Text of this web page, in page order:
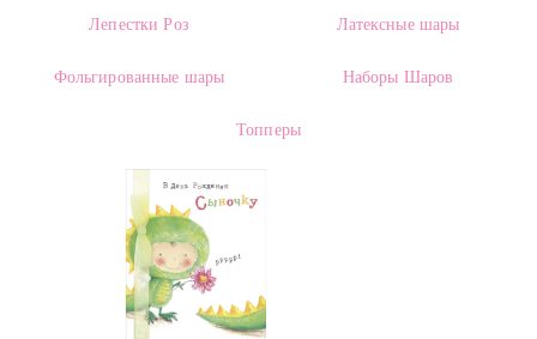
70.00 см
,Гладиолусы оптом
Лепестки Роз Латексные шары
Фольгированные шары Наборы Шаров
Топперы